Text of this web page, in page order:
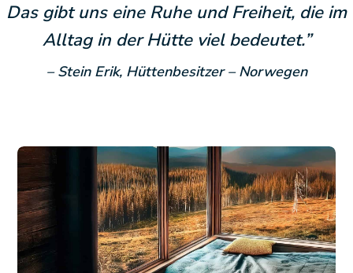
Das gibt uns eine Ruhe und Freiheit, die im
Alltag in der Hütte viel bedeutet.”
– Stein Erik, Hüttenbesitzer – Norwegen